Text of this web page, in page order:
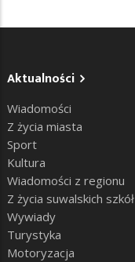
Aktualności
Wiadomości
Z życia miasta
Sport
Kultura
Wiadomości z regionu
Z życia suwalskich szkół
Wywiady
Turystyka
Motoryzacja